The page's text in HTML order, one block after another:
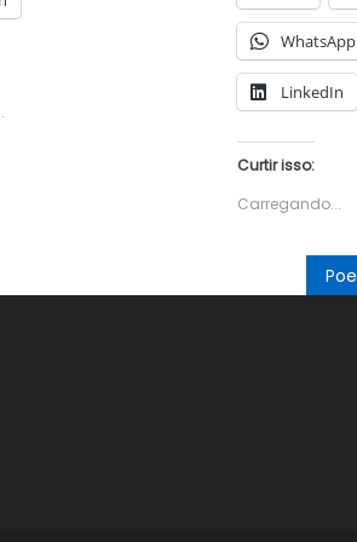
WhatsApp
LinkedIn
Curtir isso:
Carregando...